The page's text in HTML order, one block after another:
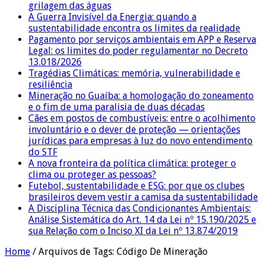
grilagem das águas
A Guerra Invisível da Energia: quando a
sustentabilidade encontra os limites da realidade
Pagamento por serviços ambientais em APP e Reserva
Legal: os limites do poder regulamentar no Decreto
13.018/2026
Tragédias Climáticas: memória, vulnerabilidade e
resiliência
Mineração no Guaíba: a homologação do zoneamento
e o fim de uma paralisia de duas décadas
Cães em postos de combustíveis: entre o acolhimento
involuntário e o dever de proteção — orientações
jurídicas para empresas à luz do novo entendimento
do STF
A nova fronteira da política climática: proteger o
clima ou proteger as pessoas?
Futebol, sustentabilidade e ESG: por que os clubes
brasileiros devem vestir a camisa da sustentabilidade
A Disciplina Técnica das Condicionantes Ambientais:
Análise Sistemática do Art. 14 da Lei nº 15.190/2025 e
sua Relação com o Inciso XI da Lei nº 13.874/2019
Home / Arquivos de Tags: Código De Mineração